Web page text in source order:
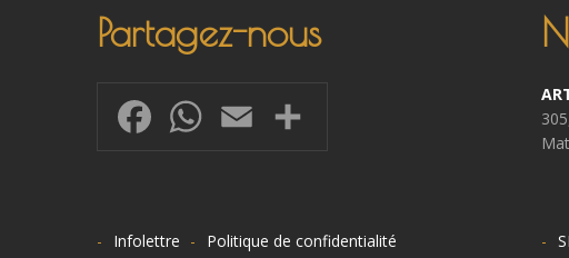
Partagez-nous
FacebookWhatsAppEmail
Infolettre Politique de confidentialité